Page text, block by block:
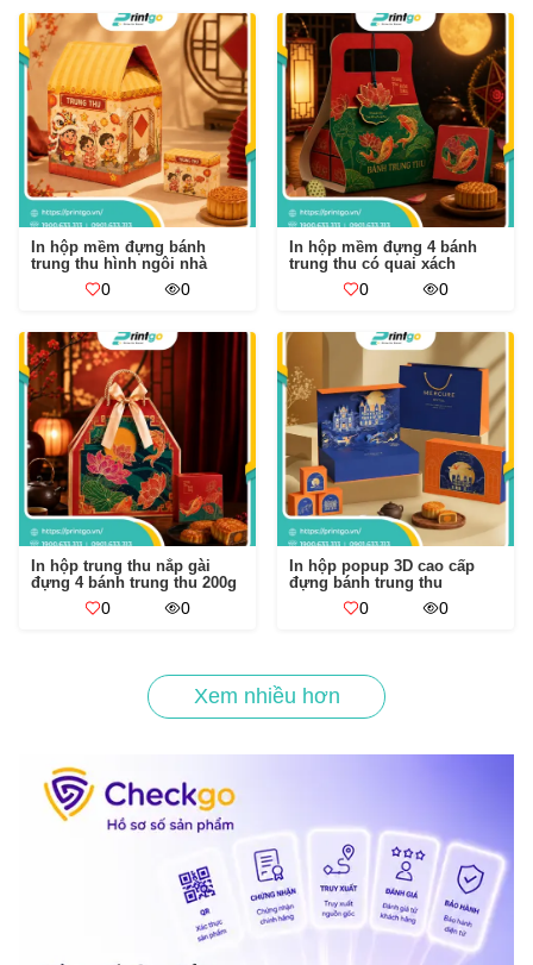
In hộp mềm đựng bánh
trung thu hình ngôi nhà
0 0
In hộp mềm đựng 4 bánh
trung thu có quai xách
0 0
In hộp trung thu nắp gài
đựng 4 bánh trung thu 200g
0 0
In hộp popup 3D cao cấp
đựng bánh trung thu
0 0
Xem nhiều hơn